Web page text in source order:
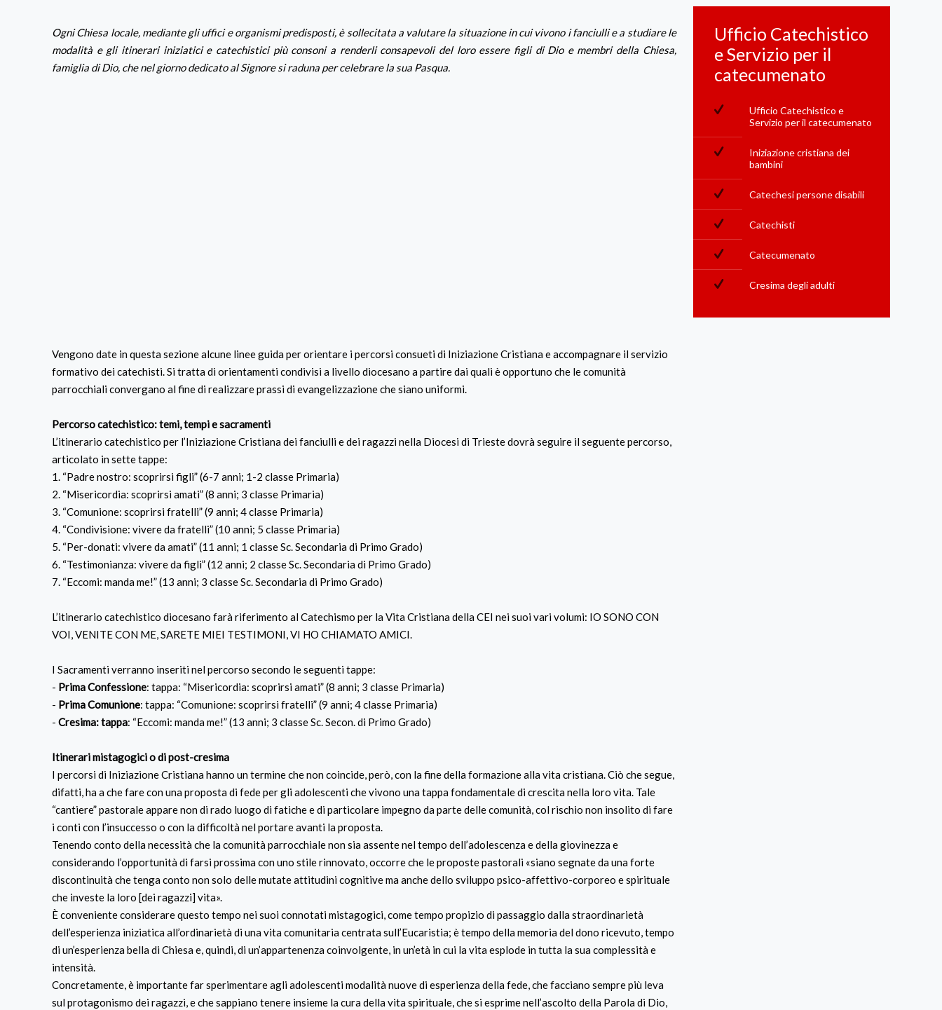
Ogni Chiesa locale, mediante gli uffici e organismi predisposti, è sollecitata a valutare la situazione in cui vivono i fanciulli e a studiare le
modalità e gli itinerari iniziatici e catechistici più consoni a renderli consapevoli del loro essere figli di Dio e membri della Chiesa,
famiglia di Dio, che nel giorno dedicato al Signore si raduna per celebrare la sua Pasqua.
Ufficio Catechistico
e Servizio per il
catecumenato
Ufficio Catechistico e
Servizio per il catecumenato
Iniziazione cristiana dei
bambini
Catechesi persone disabili
Catechisti
Catecumenato
Cresima degli adulti
Vengono date in questa sezione alcune linee guida per orientare i percorsi consueti di Iniziazione Cristiana e accompagnare il servizio
formativo dei catechisti. Si tratta di orientamenti condivisi a livello diocesano a partire dai quali è opportuno che le comunità
parrocchiali convergano al fine di realizzare prassi di evangelizzazione che siano uniformi.
Percorso catechistico: temi, tempi e sacramenti
L’itinerario catechistico per l’Iniziazione Cristiana dei fanciulli e dei ragazzi nella Diocesi di Trieste dovrà seguire il seguente percorso,
articolato in sette tappe:
1. “Padre nostro: scoprirsi figli” (6-7 anni; 1-2 classe Primaria)
2. “Misericordia: scoprirsi amati” (8 anni; 3 classe Primaria)
3. “Comunione: scoprirsi fratelli” (9 anni; 4 classe Primaria)
4. “Condivisione: vivere da fratelli” (10 anni; 5 classe Primaria)
5. “Per-donati: vivere da amati” (11 anni; 1 classe Sc. Secondaria di Primo Grado)
6. “Testimonianza: vivere da figli” (12 anni; 2 classe Sc. Secondaria di Primo Grado)
7. “Eccomi: manda me!” (13 anni; 3 classe Sc. Secondaria di Primo Grado)
L’itinerario catechistico diocesano farà riferimento al Catechismo per la Vita Cristiana della CEI nei suoi vari volumi: IO SONO CON
VOI, VENITE CON ME, SARETE MIEI TESTIMONI, VI HO CHIAMATO AMICI.
I Sacramenti verranno inseriti nel percorso secondo le seguenti tappe:
- Prima Confessione: tappa: “Misericordia: scoprirsi amati” (8 anni; 3 classe Primaria)
- Prima Comunione: tappa: “Comunione: scoprirsi fratelli” (9 anni; 4 classe Primaria)
-Cresima: tappa: “Eccomi: manda me!” (13 anni; 3 classe Sc. Secon. di Primo Grado)
Itinerari mistagogici o di post-cresima
I percorsi di Iniziazione Cristiana hanno un termine che non coincide, però, con la fine della formazione alla vita cristiana. Ciò che segue,
difatti, ha a che fare con una proposta di fede per gli adolescenti che vivono una tappa fondamentale di crescita nella loro vita. Tale
“cantiere” pastorale appare non di rado luogo di fatiche e di particolare impegno da parte delle comunità, col rischio non insolito di fare
i conti con l’insuccesso o con la difficoltà nel portare avanti la proposta.
Tenendo conto della necessità che la comunità parrocchiale non sia assente nel tempo dell’adolescenza e della giovinezza e
considerando l’opportunità di farsi prossima con uno stile rinnovato, occorre che le proposte pastorali «siano segnate da una forte
discontinuità che tenga conto non solo delle mutate attitudini cognitive ma anche dello sviluppo psico-affettivo-corporeo e spirituale
che investe la loro [dei ragazzi] vita».
È conveniente considerare questo tempo nei suoi connotati mistagogici, come tempo propizio di passaggio dalla straordinarietà
dell’esperienza iniziatica all’ordinarietà di una vita comunitaria centrata sull’Eucaristia; è tempo della memoria del dono ricevuto, tempo
di un’esperienza bella di Chiesa e, quindi, di un’appartenenza coinvolgente, in un’età in cui la vita esplode in tutta la sua complessità e
intensità.
Concretamente, è importante far sperimentare agli adolescenti modalità nuove di esperienza della fede, che facciano sempre più leva
sul protagonismo dei ragazzi, e che sappiano tenere insieme la cura della vita spirituale, che si esprime nell’ascolto della Parola di Dio,